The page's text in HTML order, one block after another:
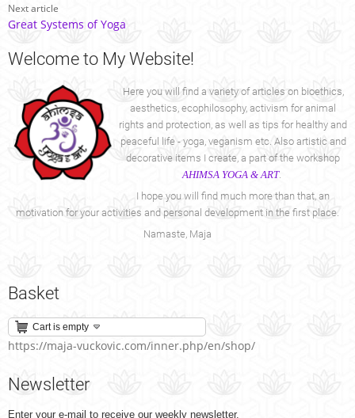
Next article
Great Systems of Yoga
Welcome to My Website!
Here you will find a variety of articles on bioethics,
aesthetics, ecophilosophy, activism for animal
rights and protection, as well as tips for healthy and
peaceful life - yoga, veganism etc. Also artistic and
decorative items I create, a part of the workshop
AHIMSA YOGA & ART.
I hope you will find much more than that, an
motivation for your activities and personal development in the first place.
Namaste, Maja
Basket
Cart is empty
https://maja-vuckovic.com/inner.php/en/shop/
Newsletter
Enter your e-mail to receive our weekly newsletter.